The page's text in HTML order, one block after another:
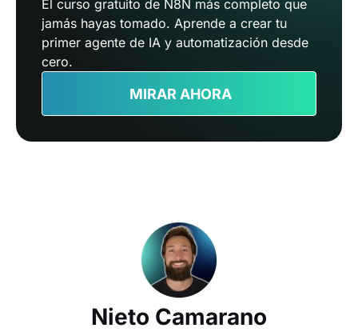
El curso gratuito de N8N más completo que
jamás hayas tomado. Aprende a crear tu
primer agente de IA y automatización desde
cero.
MIRAR AHORA
Nieto Camarano